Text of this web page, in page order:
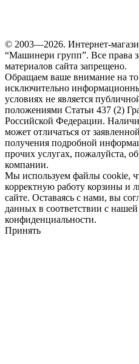
© 2003—2026. Интернет-
“Машинери групп”. Все права
материалов сайта запрещено.
Обращаем ваше внимание на
исключительно
условиях не является
положениями Статьи 437 (2)
Российской Федерации.
может отличаться от
получения подробной
прочих услугах, пожалуйста,
компании.
Мы используем файлы cookie,
корректную работу корзины и
сайте. Оставаясь с нами, вы
данных в соответствии с
конфиденциальности.
Принять